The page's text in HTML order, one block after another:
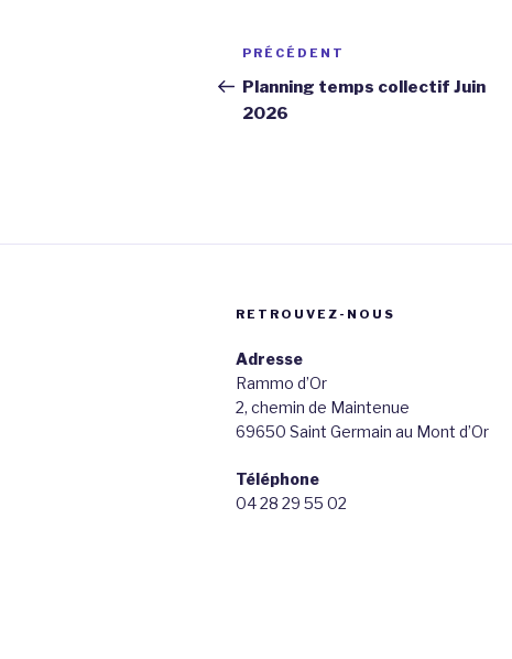
Navigation
de
l’article
Article
précédent
PRÉCÉDENT
Planning temps collectif Juin
2026
RETROUVEZ-NOUS
Adresse
Rammo d’Or
2, chemin de Maintenue
69650 Saint Germain au Mont d’Or
Téléphone
04 28 29 55 02